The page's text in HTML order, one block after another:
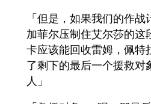
「但是，如果我们的作
加菲尔压制住艾尔莎的这
卡应该能回收雷姆，佩特
了剩下的最后一个援救对
人」